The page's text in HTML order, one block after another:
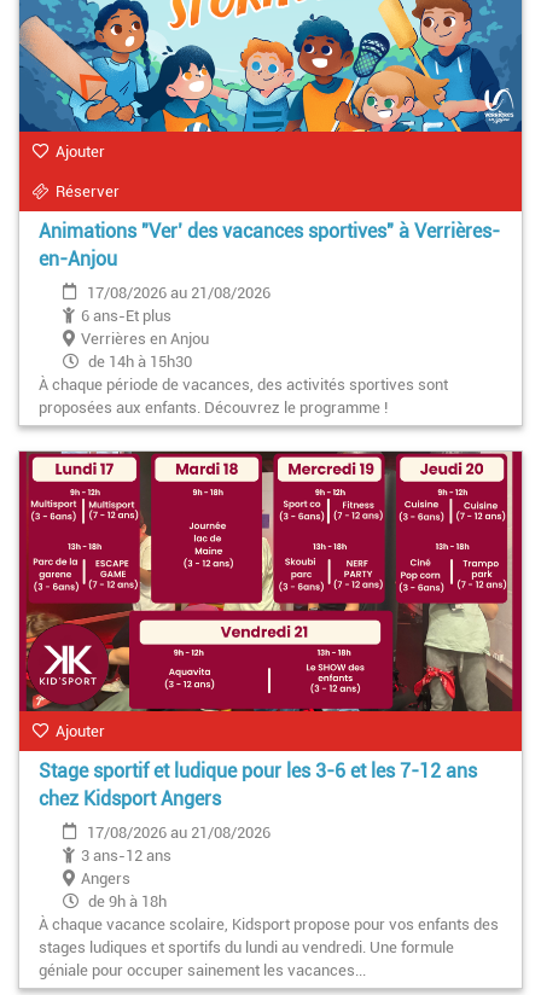
Ajouter
Réserver
Animations "Ver’ des vacances sportives" à Verrières-
en-Anjou
17/08/2026 au 21/08/2026
6 ans-Et plus
Verrières en Anjou
de 14h à 15h30
À chaque période de vacances, des activités sportives sont
proposées aux enfants. Découvrez le programme !
Ajouter
Stage sportif et ludique pour les 3-6 et les 7-12 ans
chez Kidsport Angers
17/08/2026 au 21/08/2026
3 ans-12 ans
Angers
de 9h à 18h
À chaque vacance scolaire, Kidsport propose pour vos enfants des
stages ludiques et sportifs du lundi au vendredi. Une formule
géniale pour occuper sainement les vacances...